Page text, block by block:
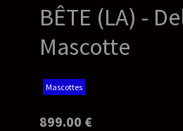
BÊTE (LA) -
Mascotte
Mascottes
899.00 €